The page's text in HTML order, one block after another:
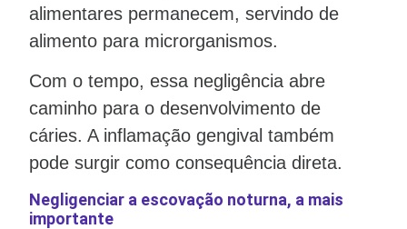
alimentares permanecem, servindo de
alimento para microrganismos.
Com o tempo, essa negligência abre
caminho para o desenvolvimento de
cáries. A inflamação gengival também
pode surgir como consequência direta.
Negligenciar a escovação noturna, a mais
importante